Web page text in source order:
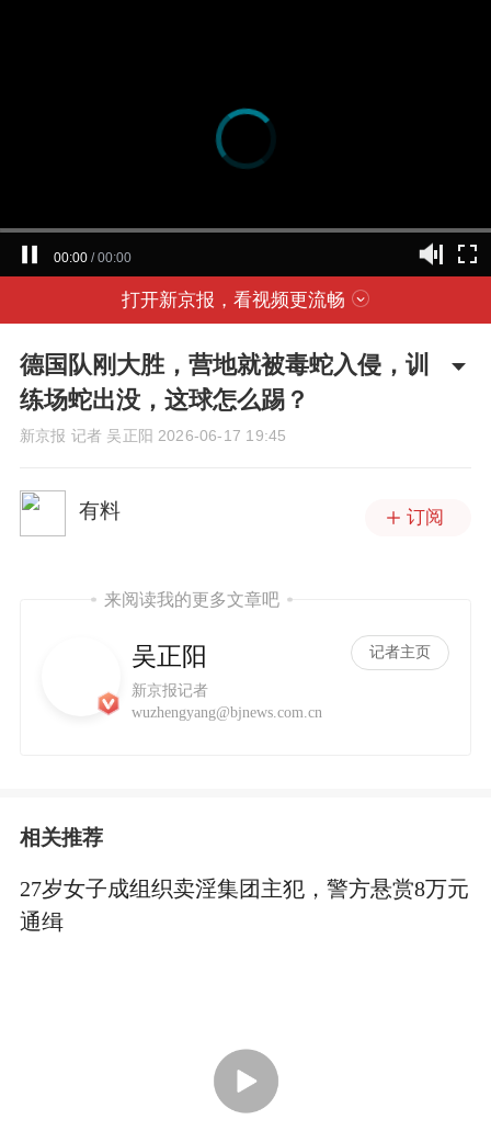
00:00 / 00:00
打开新京报，看视频更流畅
德国队刚大胜，营地就被毒蛇入侵，训
练场蛇出没，这球怎么踢？
新京报 记者 吴正阳 2026-06-17 19:45
有料 订阅
来阅读我的更多文章吧
吴正阳
新京报记者
记者主页
wuzhengyang@bjnews.com.cn
相关推荐
27岁女子成组织卖淫集团主犯，警方悬赏8万元
通缉